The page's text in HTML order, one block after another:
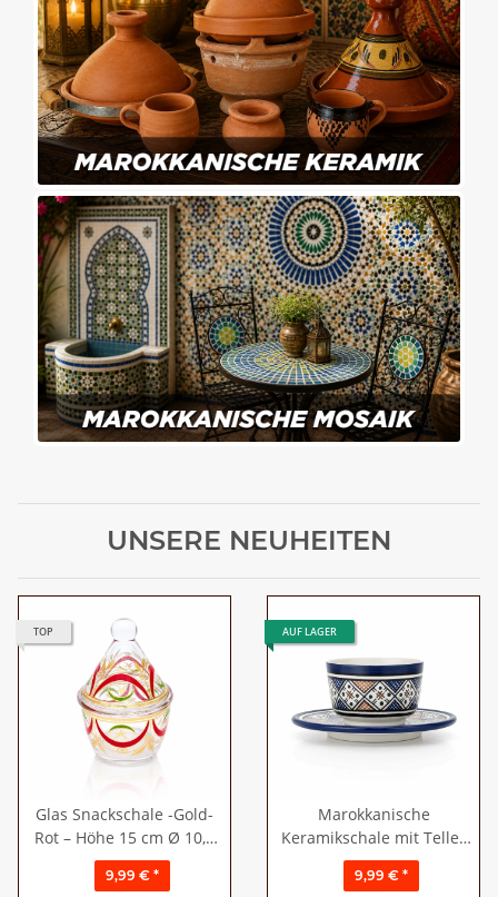
UNSERE NEUHEITEN
TOP
Glas Snackschale -Gold-
Rot – Höhe 15 cm Ø 10,5
cm
9,99 € *
AUF LAGER
Marokkanische
Keramikschale mit Teller
Ø ca. 10,5 cm Fes Blau-
Multi
9,99 € *